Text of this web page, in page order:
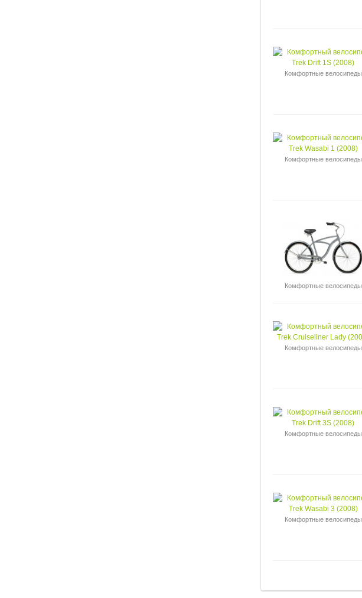
Комфортные велосипеды
Комфортные велосипеды
Комфортные велосипеды
Комфортные велосипеды
Комфортные велосипеды
Комфортные велосипеды